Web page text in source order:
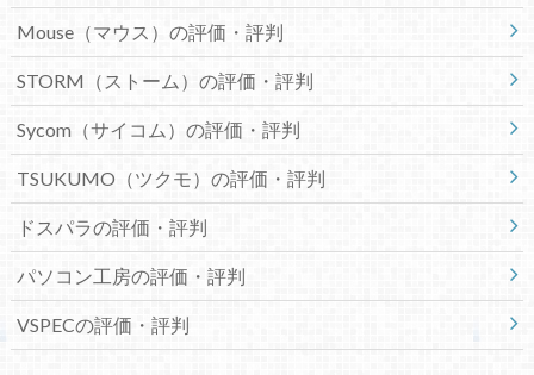
Mouse（マウス）の評価・評判
STORM（ストーム）の評価・評判
Sycom（サイコム）の評価・評判
TSUKUMO（ツクモ）の評価・評判
ドスパラの評価・評判
パソコン工房の評価・評判
VSPECの評価・評判